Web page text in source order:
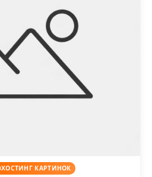
ХОСТИНГ КАРТИНОК